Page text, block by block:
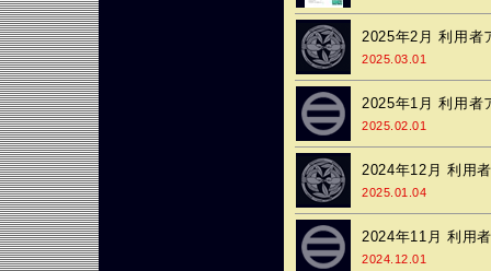
2025年2月 利用者
2025.03.01
2025年1月 利用者
2025.02.01
2024年12月 利用
2025.01.04
2024年11月 利用
2024.12.01